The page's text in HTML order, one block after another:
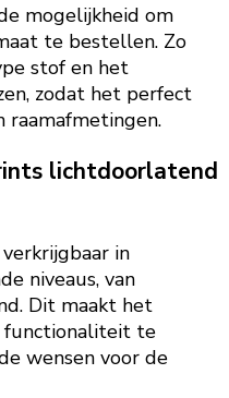
mogelijkheid om
te bestellen. Zo
stof en het
zodat het perfect
lichtdoorlatend
in
niveaus, van
Dit maakt het
functionaliteit te
wensen voor de